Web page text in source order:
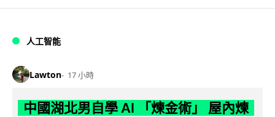
人工智能
Lawton 17 小時
中國湖北男自學 AI 「煉金術」 屋內煉